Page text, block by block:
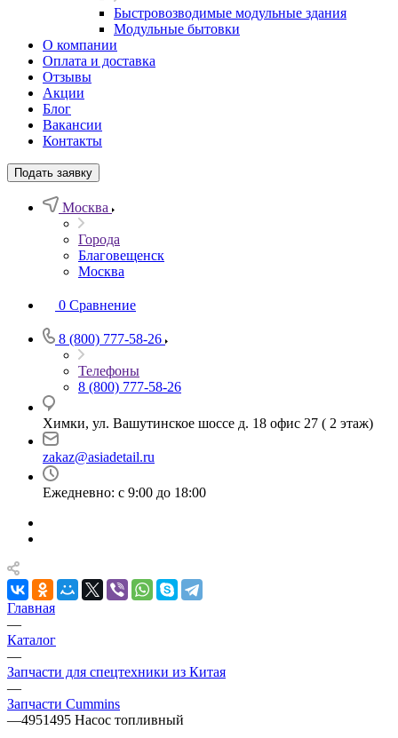
Быстровозводимые модульные здания
Модульные бытовки
О компании
Оплата и доставка
Отзывы
Акции
Блог
Вакансии
Контакты
Подать заявку
Москва
Города
Благовещенск
Москва
0 Сравнение
8 (800) 777-58-26
Телефоны
8 (800) 777-58-26
Химки, ул. Вашутинское шоссе д. 18 офис 27 ( 2 этаж)
zakaz@asiadetail.ru
Ежедневно: с 9:00 до 18:00
Главная
—
Каталог
—
Запчасти для спецтехники из Китая
—
Запчасти Cummins
—4951495 Насос топливный